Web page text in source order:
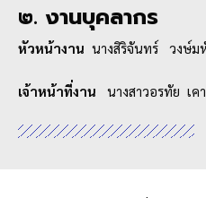
๒. งานบุคลากร
หัวหน้างาน นางสิริจันทร์ วงษ์ม
เจ้าหน้าที่งาน นางสาวอรทัย เค